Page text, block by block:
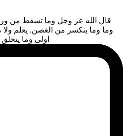
قال الله عز وجل وما تسقط من
وما وما ينكسر من الغصن. يعلم
اولى وما